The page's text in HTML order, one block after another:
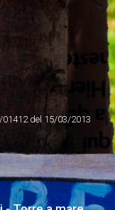
del 15/03/2013